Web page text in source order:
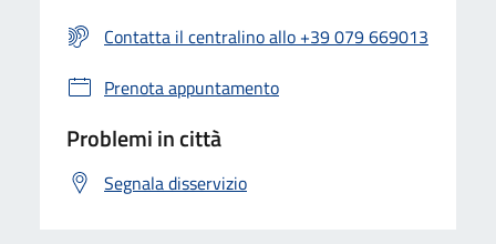
Contatta il centralino allo +39 079 669013
Prenota appuntamento
Problemi in città
Segnala disservizio